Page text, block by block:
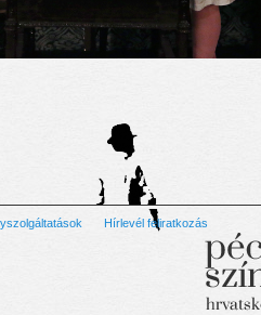
Hírlevél feliratkozás